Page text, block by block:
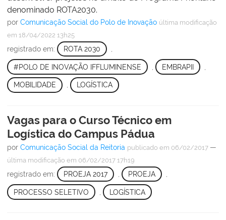
denominado ROTA2030.
por Comunicação Social do Polo de Inovação última modificação
em 18/04/2022 13h25
registrado em: ROTA 2030
#POLO DE INOVAÇÃO IFFLUMINENSE EMBRAPII
MOBILIDADE , LOGÍSTICA
Vagas para o Curso Técnico em
Logística do Campus Pádua
por Comunicação Social da Reitoria publicado em 06/02/2017 —
última modificação em 06/02/2017 17h19
registrado em: PROEJA 2017 PROEJA
PROCESSO SELETIVO LOGÍSTICA